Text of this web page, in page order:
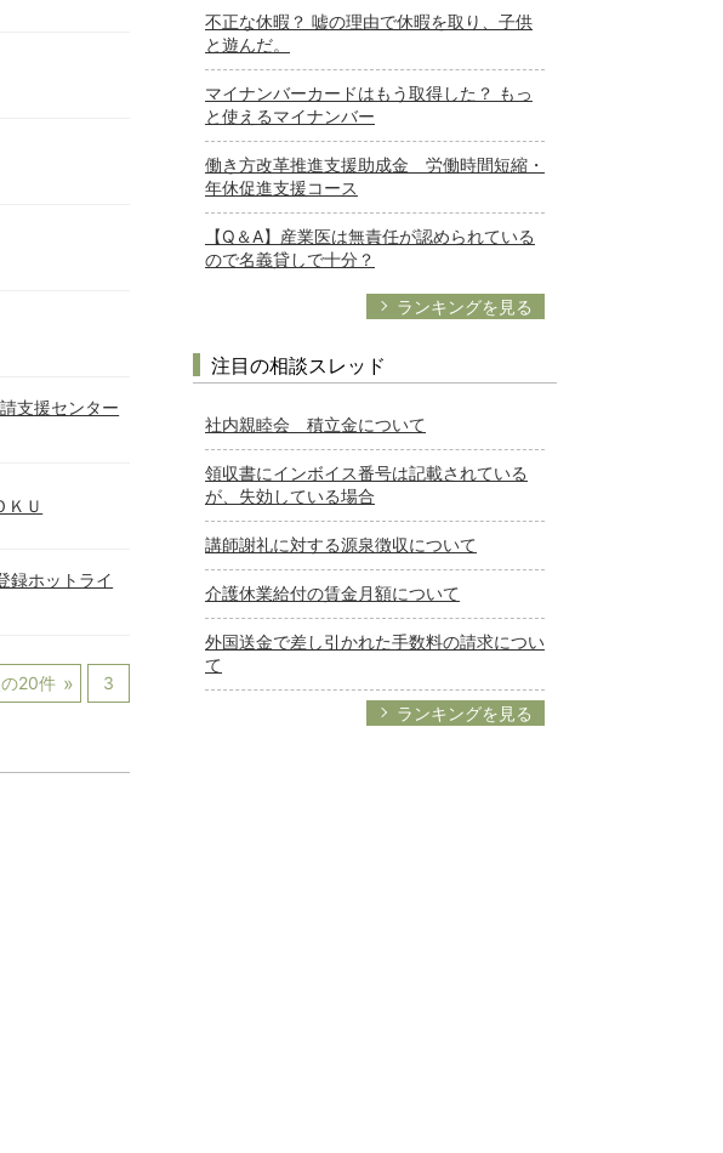
支援センター
ＫＵ
録ホットライ
20件 3
不正な休暇？ 嘘の理由で休暇を取り、子供
と遊んだ。
マイナンバーカードはもう取得した？ もっ
と使えるマイナンバー
働き方改革推進支援助成金 労働時間短縮・
年休促進支援コース
【Q＆A】産業医は無責任が認められている
ので名義貸しで十分？
ランキングを見る
注目の相談スレッド
社内親睦会 積立金について
領収書にインボイス番号は記載されている
が、失効している場合
講師謝礼に対する源泉徴収について
介護休業給付の賃金月額について
外国送金で差し引かれた手数料の請求につい
て
ランキングを見る